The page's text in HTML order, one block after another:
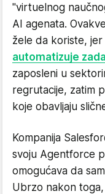
"virtuelnog
AI agenata.
žele da koriste, jer
automatizuje
zaposleni u
regrutacije, zatim
koje obavljaju
Kompanija
svoju Agentforce
omogućava da
Ubrzo nakon toga,